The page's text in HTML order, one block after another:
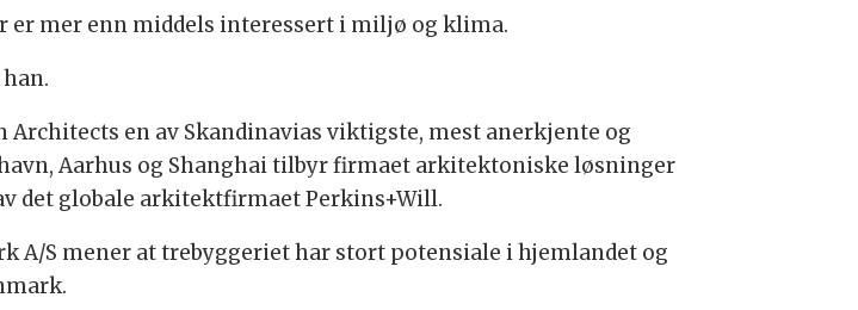
er mer enn middels interessert i miljø og klima.
en av Skandinavias viktigste, mest anerkjente og
Aarhus og Shanghai tilbyr firmaet arkitektoniske løsninger
det globale arkitektfirmaet Perkins+Will.
A/S mener at trebyggeriet har stort potensiale i hjemlandet og